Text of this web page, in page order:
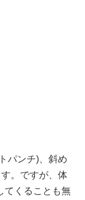
パンチ)、斜め
。ですが、体
てくることも無